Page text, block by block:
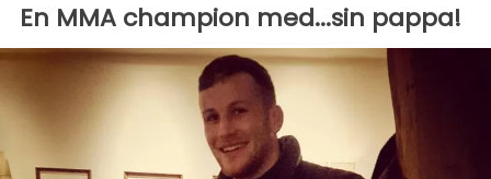
En MMA champion med...sin pappa!